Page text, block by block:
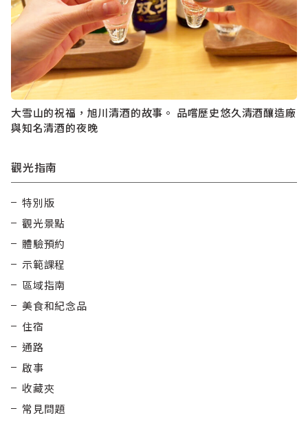
大雪山的祝福，旭川清酒的故事。 品嚐歷史悠久清酒釀造廠
與知名清酒的夜晚
觀光指南
特別版
觀光景點
體驗預約
示範課程
區域指南
美食和紀念品
住宿
通路
啟事
收藏夾
常見問題